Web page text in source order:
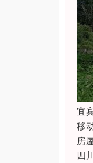
宜
移
房
四